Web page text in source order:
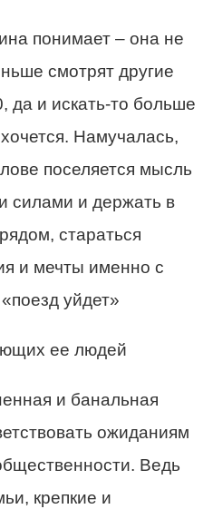
понимает – она не
смотрят другие
и искать-то больше
Намучалась,
поселяется мысль
силами и держать в
стараться
и мечты именно с
уйдет»
ее людей
и банальная
ожиданиям
Ведь
крепкие и